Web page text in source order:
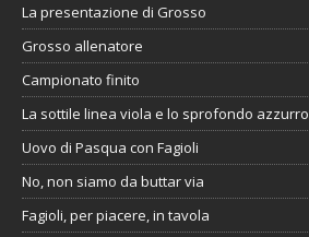
La presentazione di Grosso
Grosso allenatore
Campionato finito
La sottile linea viola e lo sprofondo azzurro
Uovo di Pasqua con Fagioli
No, non siamo da buttar via
Fagioli, per piacere, in tavola